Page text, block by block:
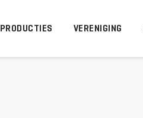
PRODUCTIES VERENIGING